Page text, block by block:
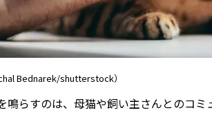
Bednarek/shutterstock）
鳴らすのは、母猫や飼い主さんとのコミ